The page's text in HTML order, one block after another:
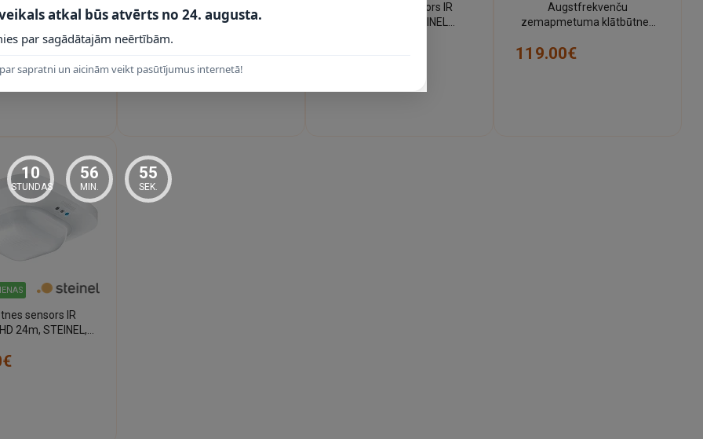
gaitenim IS
2000 W,
30x4m, 4-14m
PD-24 ECO COM1 —
virsapmetuma
klātbūtnes/kustības sensors
Klātbūtnes sensors IR
QUATTRO, STEINEL
Augstfrekvenču
zemapmetuma klātbūtnes
5 gadu garantija - STEINEL
119.00€
sensors IR
24m, STEINEL,
atkal būs atvērts no 24. augusta.
par sagādātajām neērtībām.
sapratni un aicinām veikt pasūtījumus internetā!
10
STUNDAS
56
MIN.
54
SEK.